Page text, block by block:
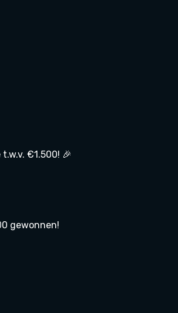
€1.500! 🎉
gewonnen!